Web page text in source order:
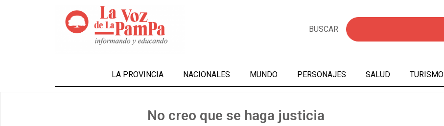
BUSCAR
LA PROVINCIA NACIONALES MUNDO PERSONAJES SALUD TURISMO
No creo que se haga justicia